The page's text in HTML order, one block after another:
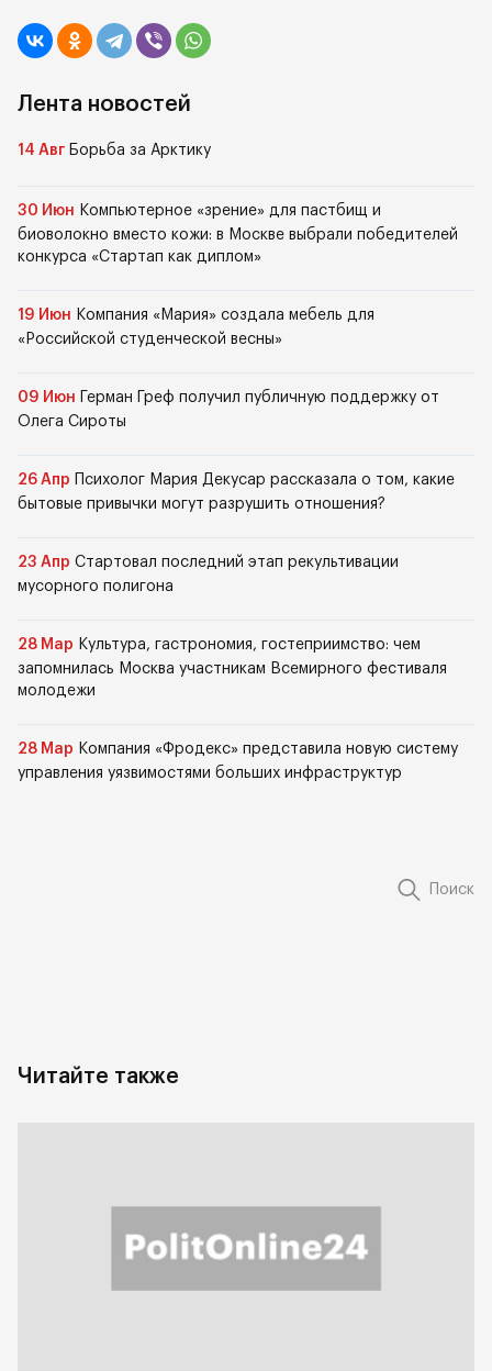
Лента новостей
14 Авг Борьба за Арктику
30 Июн Компьютерное «зрение» для пастбищ и
биоволокно вместо кожи: в Москве выбрали победителей
конкурса «Стартап как диплом»
19 Июн Компания «Мария» создала мебель для
«Российской студенческой весны»
09 Июн
Герман Греф получил публичную поддержку от
Олега Сироты
26 Апр
Психолог Мария Декусар рассказала о том, какие
бытовые привычки могут разрушить отношения?
23 Апр Стартовал последний этап рекультивации
мусорного полигона
28 Мар Культура, гастрономия, гостеприимство: чем
запомнилась Москва участникам Всемирного фестиваля
молодежи
28 Мар Компания «Фродекс» представила новую систему
управления уязвимостями больших инфраструктур
Поиск
Читайте также